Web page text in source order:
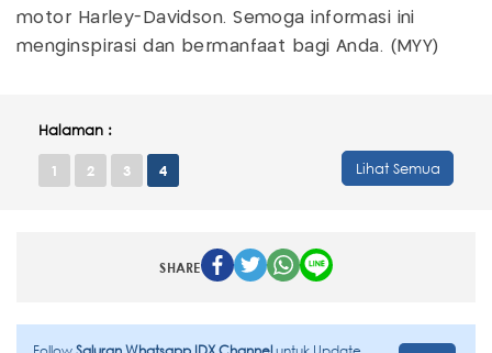
motor Harley-Davidson. Semoga informasi ini
menginspirasi dan bermanfaat bagi Anda. (MYY)
Halaman :
1 2 3 4 Lihat Semua
SHARE